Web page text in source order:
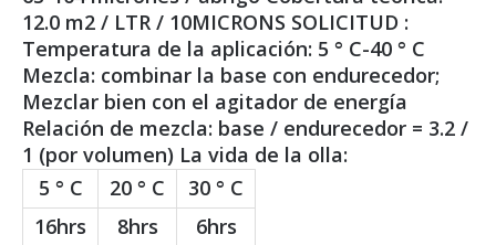
12.0 m2 / LTR / 10MICRONS SOLICITUD :
Temperatura de la aplicación: 5 ° C-40 ° C
Mezcla: combinar la base con endurecedor;
Mezclar bien con el agitador de energía
Relación de mezcla: base / endurecedor = 3.2 /
1 (por volumen) La vida de la olla:
5 ° C
20 ° C
30 ° C
16hrs
8hrs
6hrs